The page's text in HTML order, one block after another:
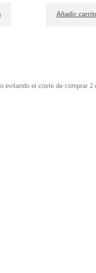
Añadir
el coste de comprar 2